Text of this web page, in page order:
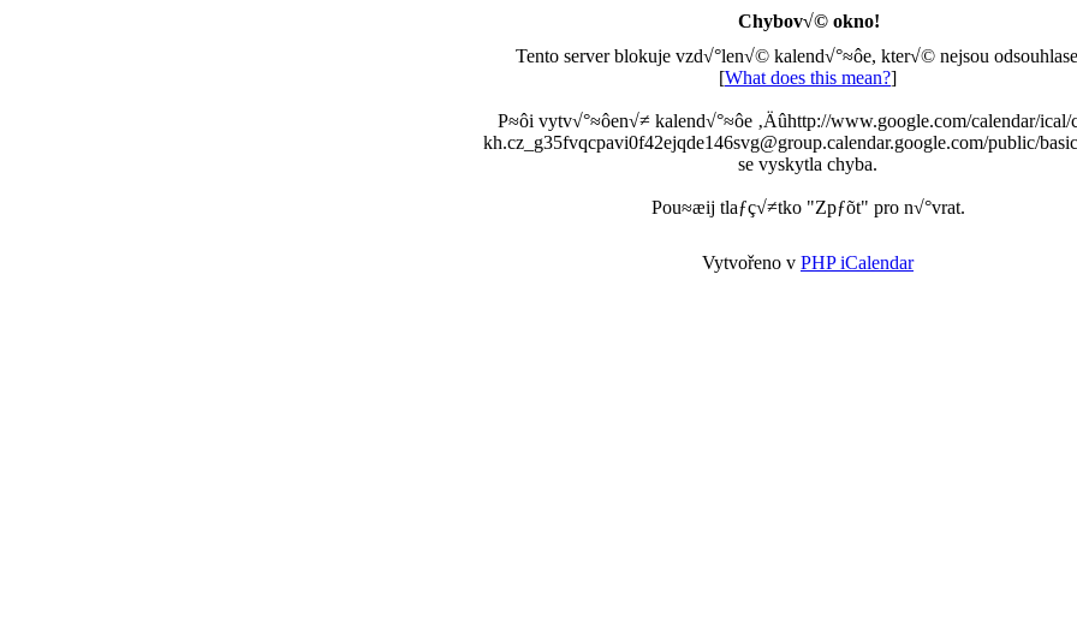
Chybov√© okno!
Tento server blokuje vzd√°len√© kalend√°≈ôe, kter√© nejsou
[What does this mean?]
P≈ôi vytv√°≈ôen√≠ kalend√°≈ôe ‚Äûhttp://www.google.com/calendar/ical/
kh.cz_g35fvqcpavi0f42ejqde146svg@group.calendar.google.com/public/
se vyskytla chyba.
Pou≈æij tlaƒç√≠tko "Zpƒõt" pro n√°vrat.
Vytvořeno v PHP iCalendar